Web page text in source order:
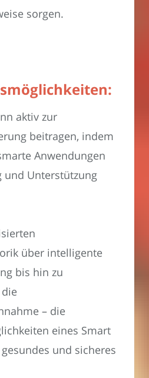
sorgen.
aktiv zur
beitragen, indem
Anwendungen
und Unterstützung
über intelligente
bis hin zu
– die
eines Smart
und sicheres